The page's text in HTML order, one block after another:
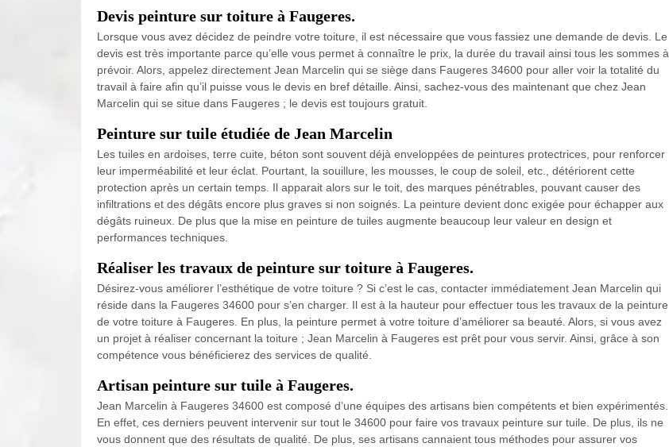
Devis peinture sur toiture à Faugeres.
Lorsque vous avez décidez de peindre votre toiture, il est nécessaire que vous fassiez une demande de devis. Le
devis est très importante parce qu’elle vous permet à connaître le prix, la durée du travail ainsi tous les sommes à
prévoir. Alors, appelez directement Jean Marcelin qui se siège dans Faugeres 34600 pour aller voir la totalité du
travail à faire afin qu’il puisse vous le devis en bref détaille. Ainsi, sachez-vous des maintenant que chez Jean
Marcelin qui se situe dans Faugeres ; le devis est toujours gratuit.
Peinture sur tuile étudiée de Jean Marcelin
Les tuiles en ardoises, terre cuite, béton sont souvent déjà enveloppées de peintures protectrices, pour renforcer
leur imperméabilité et leur éclat. Pourtant, la souillure, les mousses, le coup de soleil, etc., détériorent cette
protection après un certain temps. Il apparait alors sur le toit, des marques pénétrables, pouvant causer des
infiltrations et des dégâts encore plus graves si non soignés. La peinture devient donc exigée pour échapper aux
dégâts ruineux. De plus que la mise en peinture de tuiles augmente beaucoup leur valeur en design et
performances techniques.
Réaliser les travaux de peinture sur toiture à Faugeres.
Désirez-vous améliorer l’esthétique de votre toiture ? Si c’est le cas, contacter immédiatement Jean Marcelin qui
réside dans la Faugeres 34600 pour s’en charger. Il est à la hauteur pour effectuer tous les travaux de la peinture
de votre toiture à Faugeres. En plus, la peinture permet à votre toiture d’améliorer sa beauté. Alors, si vous avez
un projet à réaliser concernant la toiture ; Jean Marcelin à Faugeres est prêt pour vous servir. Ainsi, grâce à son
compétence vous bénéficierez des services de qualité.
Artisan peinture sur tuile à Faugeres.
Jean Marcelin à Faugeres 34600 est composé d’une équipes des artisans bien compétents et bien expérimentés.
En effet, ces derniers peuvent intervenir sur tout le 34600 pour faire vos travaux peinture sur tuile. De plus, ils ne
vous donnent que des résultats de qualité. De plus, ses artisans cannaient tous méthodes pour assurer vos